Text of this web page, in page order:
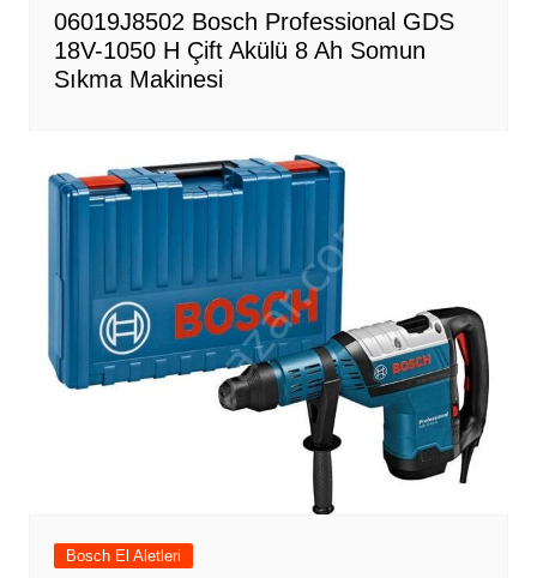
06019J8502 Bosch Professional GDS
18V-1050 H Çift Akülü 8 Ah Somun
Sıkma Makinesi
Bosch El Aletleri